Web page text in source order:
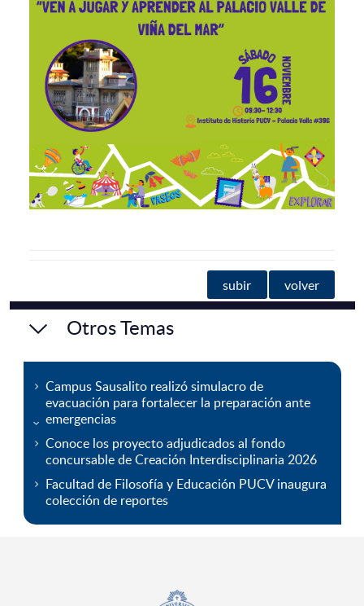
subir volver
Otros Temas
Campus Sausalito realizó simulacro de
evacuación para fortalecer la preparación ante
emergencias
Conoce los proyecto adjudicados al fondo
concursable de Creación Interdisciplinaria 2026
Facultad de Filosofía y Educación PUCV inaugura
colección de reportes